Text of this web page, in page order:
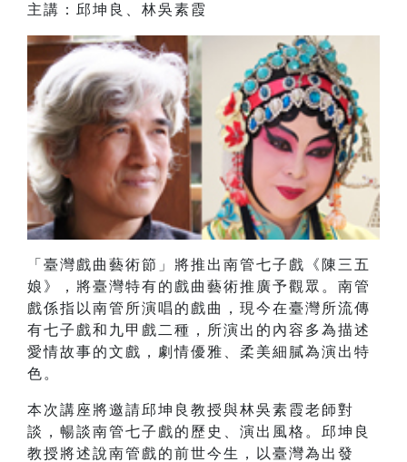
主講：邱坤良、林吳素霞
「臺灣戲曲藝術節」將推出南管七子戲《陳三五
娘》，將臺灣特有的戲曲藝術推廣予觀眾。南管
戲係指以南管所演唱的戲曲，現今在臺灣所流傳
有七子戲和九甲戲二種，所演出的內容多為描述
愛情故事的文戲，劇情優雅、柔美細膩為演出特
色。
本次講座將邀請邱坤良教授與林吳素霞老師對
談，暢談南管七子戲的歷史、演出風格。邱坤良
教授將述說南管戲的前世今生，以臺灣為出發